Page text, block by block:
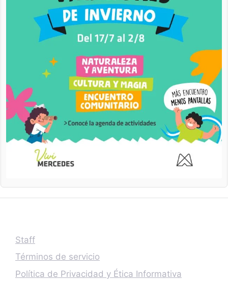
Staff
Términos de servicio
Política de Privacidad y Ética Informativa